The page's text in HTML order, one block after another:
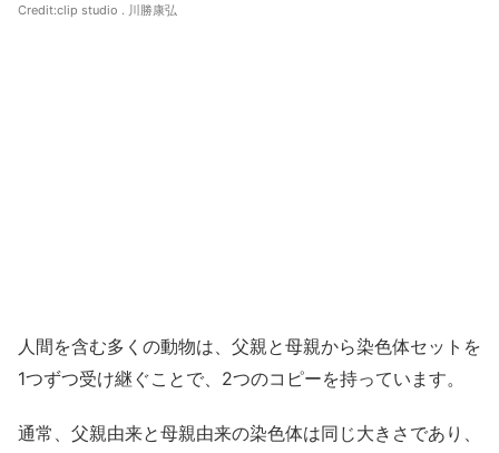
Credit:clip studio . 川勝康弘
人間を含む多くの動物は、父親と母親から染色体セットを
1つずつ受け継ぐことで、2つのコピーを持っています。
通常、父親由来と母親由来の染色体は同じ大きさであり、